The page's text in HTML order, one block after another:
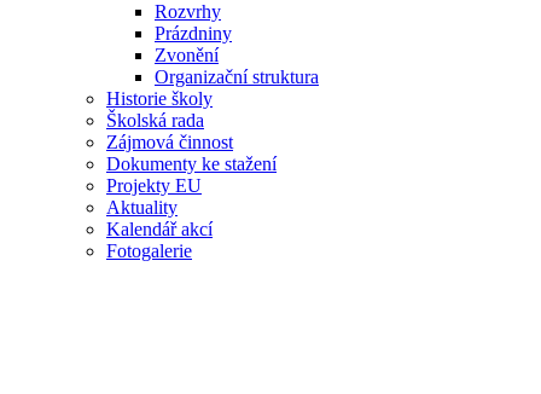
Rozvrhy
Prázdniny
Zvonění
Organizační struktura
Historie školy
Školská rada
Zájmová činnost
Dokumenty ke stažení
Projekty EU
Aktuality
Kalendář akcí
Fotogalerie